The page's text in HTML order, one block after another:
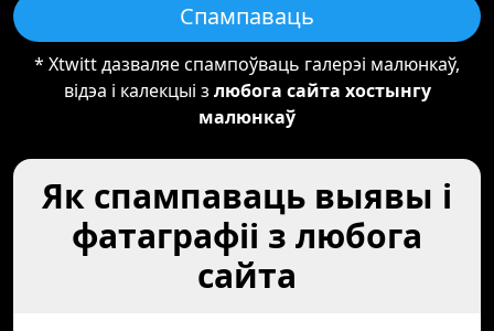
Спампаваць
* Xtwitt дазваляе спампоўваць галерэі малюнкаў,
відэа і калекцыі з любога сайта хостынгу
малюнкаў
Як спампаваць выявы і
фатаграфіі з любога
сайта